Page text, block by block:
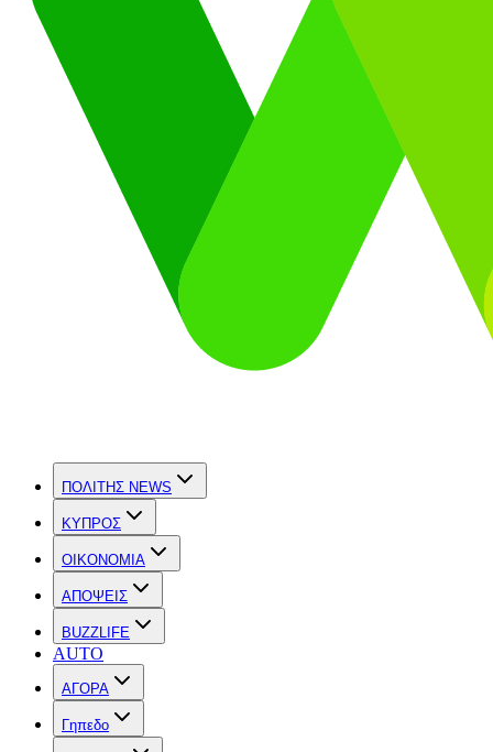
ΠΟΛΙΤΗΣ NEWS
ΚΥΠΡΟΣ
OIKONOMIA
ΑΠΟΨΕΙΣ
BUZZLIFE
AUTO
ΑΓΟΡΑ
Γηπεδο